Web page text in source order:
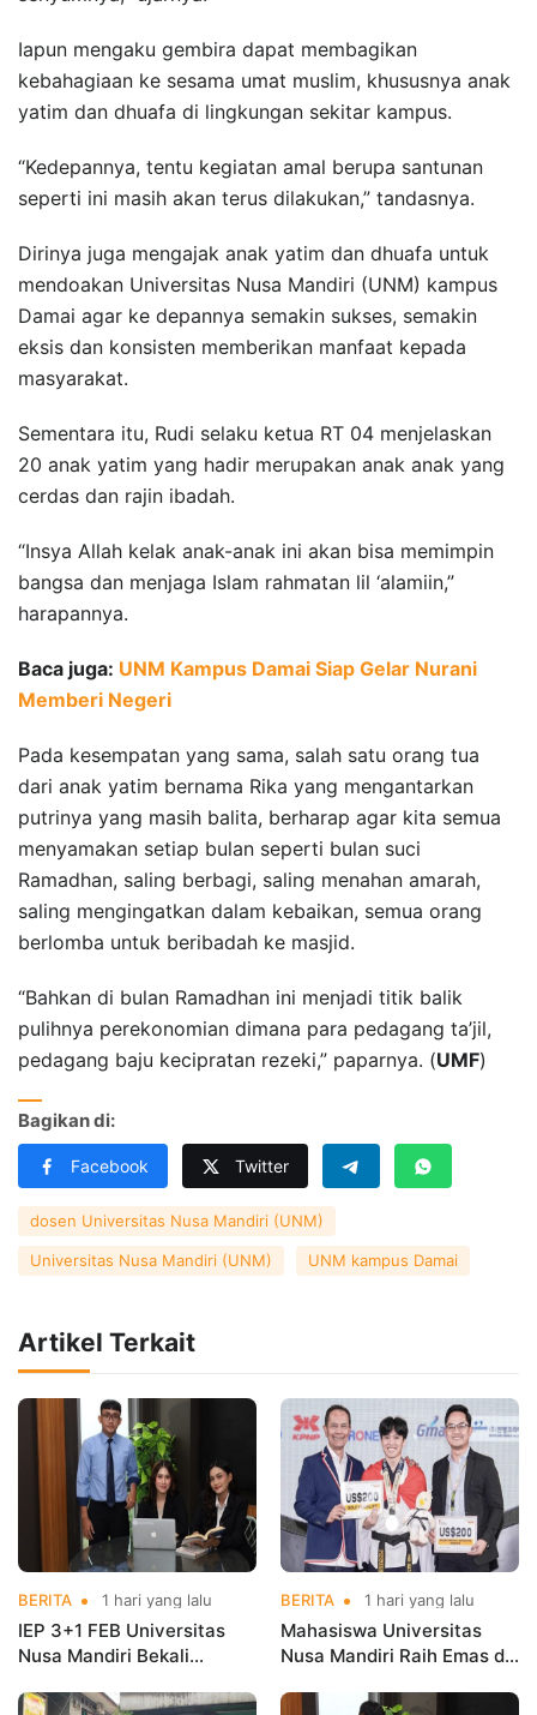
Iapun mengaku gembira dapat membagikan
kebahagiaan ke sesama umat muslim, khususnya anak
yatim dan dhuafa di lingkungan sekitar kampus.
“Kedepannya, tentu kegiatan amal berupa santunan
seperti ini masih akan terus dilakukan,” tandasnya.
Dirinya juga mengajak anak yatim dan dhuafa untuk
mendoakan Universitas Nusa Mandiri (UNM) kampus
Damai agar ke depannya semakin sukses, semakin
eksis dan konsisten memberikan manfaat kepada
masyarakat.
Sementara itu, Rudi selaku ketua RT 04 menjelaskan
20 anak yatim yang hadir merupakan anak anak yang
cerdas dan rajin ibadah.
“Insya Allah kelak anak-anak ini akan bisa memimpin
bangsa dan menjaga Islam rahmatan lil ‘alamiin,”
harapannya.
Baca juga: UNM Kampus Damai Siap Gelar Nurani
Memberi Negeri
Pada kesempatan yang sama, salah satu orang tua
dari anak yatim bernama Rika yang mengantarkan
putrinya yang masih balita, berharap agar kita semua
menyamakan setiap bulan seperti bulan suci
Ramadhan, saling berbagi, saling menahan amarah,
saling mengingatkan dalam kebaikan, semua orang
berlomba untuk beribadah ke masjid.
“Bahkan di bulan Ramadhan ini menjadi titik balik
pulihnya perekonomian dimana para pedagang ta’jil,
pedagang baju kecipratan rezeki,” paparnya. (UMF)
Bagikan di:
Facebook Twitter
dosen Universitas Nusa Mandiri (UNM)
Universitas Nusa Mandiri (UNM) UNM kampus Damai
Artikel Terkait
BERITA 1 hari yang lalu
IEP 3+1 FEB Universitas
Nusa Mandiri Bekali
Kerja Sebelum Lulus
BERITA 1 hari yang lalu
Mahasiswa Universitas
Nusa Mandiri Raih Emas di
Indonesia Open